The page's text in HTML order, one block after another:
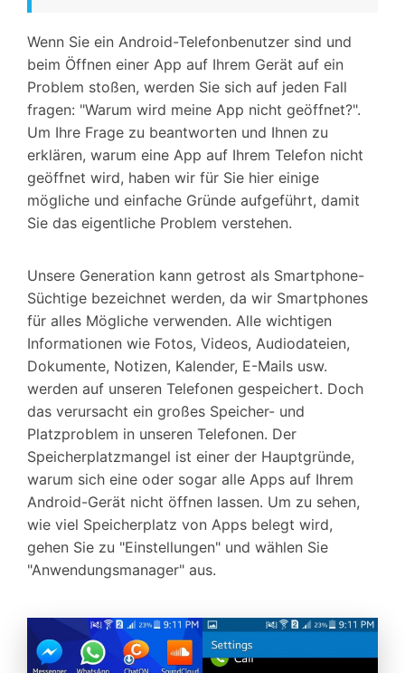
Wenn Sie ein Android-Telefonbenutzer sind und
beim Öffnen einer App auf Ihrem Gerät auf ein
Problem stoßen, werden Sie sich auf jeden Fall
fragen: "Warum wird meine App nicht geöffnet?".
Um Ihre Frage zu beantworten und Ihnen zu
erklären, warum eine App auf Ihrem Telefon nicht
geöffnet wird, haben wir für Sie hier einige
mögliche und einfache Gründe aufgeführt, damit
Sie das eigentliche Problem verstehen.
Unsere Generation kann getrost als Smartphone-
Süchtige bezeichnet werden, da wir Smartphones
für alles Mögliche verwenden. Alle wichtigen
Informationen wie Fotos, Videos, Audiodateien,
Dokumente, Notizen, Kalender, E-Mails usw.
werden auf unseren Telefonen gespeichert. Doch
das verursacht ein großes Speicher- und
Platzproblem in unseren Telefonen. Der
Speicherplatzmangel ist einer der Hauptgründe,
warum sich eine oder sogar alle Apps auf Ihrem
Android-Gerät nicht öffnen lassen. Um zu sehen,
wie viel Speicherplatz von Apps belegt wird,
gehen Sie zu "Einstellungen" und wählen Sie
"Anwendungsmanager" aus.